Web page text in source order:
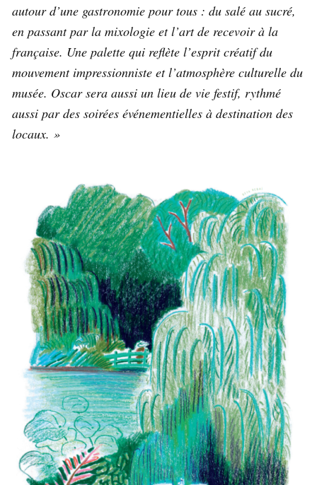
autour d’une gastronomie pour tous : du salé au sucré,
en passant par la mixologie et l’art de recevoir à la
française. Une palette qui reflète l’esprit créatif du
mouvement impressionniste et l’atmosphère culturelle du
musée. Oscar sera aussi un lieu de vie festif, rythmé
aussi par des soirées événementielles à destination des
locaux. »